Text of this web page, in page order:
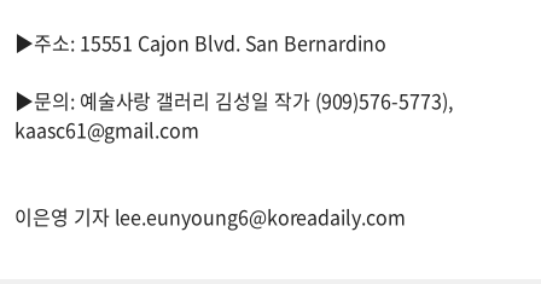
▶주소: 15551 Cajon Blvd. San Bernardino
▶문의: 예술사랑 갤러리 김성일 작가 (909)576-5773),
kaasc61@gmail.com
이은영 기자 lee.eunyoung6@koreadaily.com